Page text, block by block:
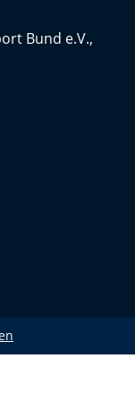
Bund e.V.,